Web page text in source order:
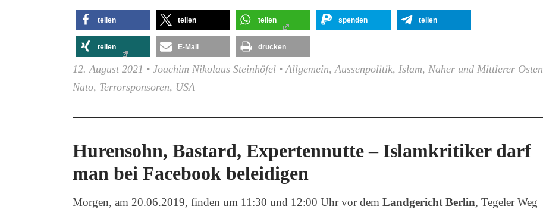
teilen teilen teilen spenden teilen
teilen E-Mail drucken
12. August 2021 • Joachim Nikolaus Steinhöfel •Allgemein,Aussenpolitik, Islam, Naher und Mittlerer Osten
Nato, Terrorsponsoren, USA
Hurensohn, Bastard, Expertennutte – Islamkritiker darf
man bei Facebook beleidigen
Morgen, am 20.06.2019, finden um 11:30 und 12:00 Uhr vor dem Landgericht Berlin, Tegeler Weg